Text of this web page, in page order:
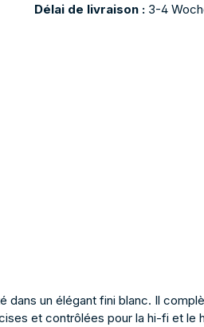
Délai de livraison : 3-4
un élégant fini blanc. Il
et contrôlées pour la hi-fi et le